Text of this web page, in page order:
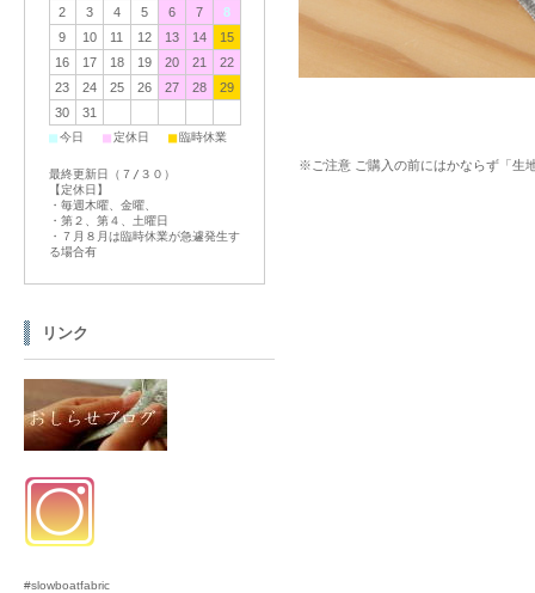
※ご注意 ご購入の前にはかならず「生
2
3 4 5 6 7
8
9
10 11 12 13 14
15
16
17 18 19 20 21
22
23
24 25 26 27 28
29
30
31
■今日 ■定休日 ■臨時休業
最終更新日（７/３０）
【定休日】
・毎週木曜、金曜、
・第２、第４、土曜日
・７月８月は臨時休業が急遽発生す
る場合有
リンク
#slowboatfabric